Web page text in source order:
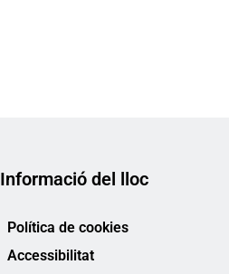
Informació del lloc
Política de cookies
Accessibilitat